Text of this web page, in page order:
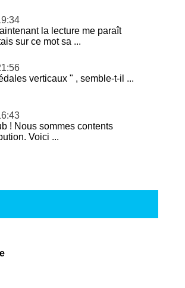
la lecture me paraît
sur ce mot sa ...
verticaux " , semble-t-il ...
! Nous sommes contents
Voici ...